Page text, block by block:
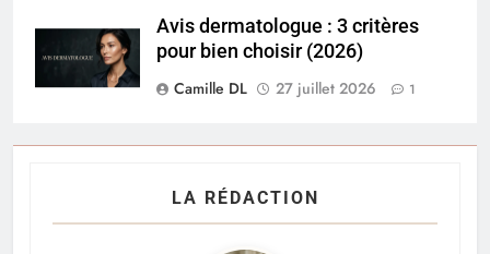
Avis dermatologue : 3 critères
pour bien choisir (2026)
Camille DL
27 juillet 2026 1
LA RÉDACTION